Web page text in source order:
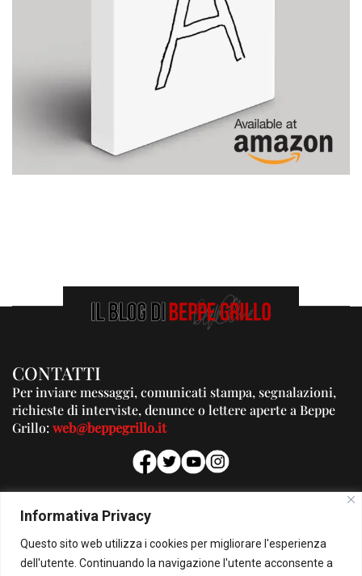
Informativa Privacy
Questo sito web utilizza i cookies per migliorare l'esperienza
dell'utente. Continuando la navigazione l'utente acconsente a
CONTATTI
Per inviare messaggi, comunicati stampa, segnalazioni,
richieste di interviste, denunce o lettere aperte a Beppe
Grillo:web@beppegrillo.it
PUBBLICITA'
Per la tua pubblicità su questo Blog:
pubblicita@beppegrillo.it